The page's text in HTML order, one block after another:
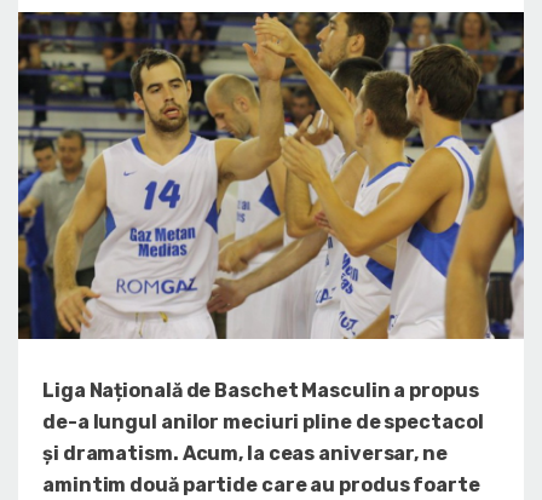
Liga Națională de Baschet Masculin a propus
de-a lungul anilor meciuri pline de spectacol
și dramatism. Acum, la ceas aniversar, ne
amintim două partide care au produs foarte